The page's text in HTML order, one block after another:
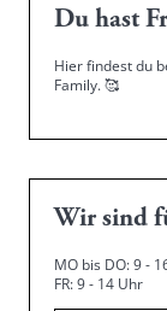
Du hast
Hier findest du
Family.🥰
Wir sind
MO bis DO: 9 -
FR: 9 - 14 Uhr